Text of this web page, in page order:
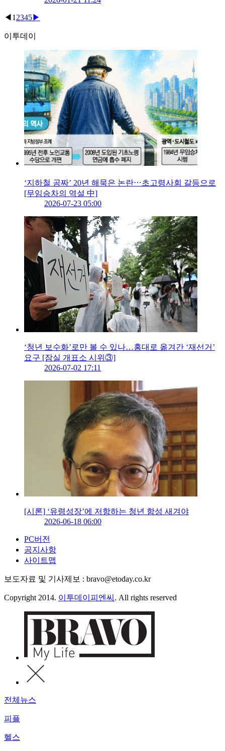
◀ 1 2345▶
이투데이
‘지하철 공짜’ 20년 해묵은 논란⋯초고령사회 갈등으로
[무임승차의 역설 中]
2026-07-23 05:00
‘청년 보수화’로만 볼 수 있나…홍대로 옮겨간 ‘재선거’
요구 [잠실 개표소 시위③]
2026-07-02 17:11
[시론] ‘유령성장’에 저항하는 청년 함성 새겨야
2026-06-18 06:00
PC버전
공지사항
사이트맵
보도자료 및 기사제보 : bravo@etoday.co.kr
Copyright 2014. 이투데이피엔씨 . All rights reserved
전체뉴스
피플
헬스